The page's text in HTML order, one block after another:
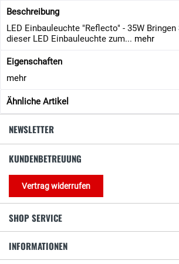
Beschreibung
LED Einbauleuchte "Reflecto" - 35W
dieser LED Einbauleuchte zum... mehr
Eigenschaften
mehr
Ähnliche Artikel
NEWSLETTER
KUNDENBETREUUNG
Vertrag widerrufen
SHOP SERVICE
INFORMATIONEN